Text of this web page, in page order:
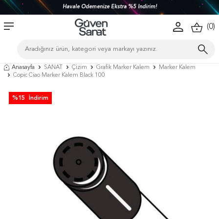
Havale Ödemenize Ekstra %5 İndirim!
(0)
Anasayfa SANAT Çizim Grafik Marker Kalem
Marker Kalem
Copic Ciao Marker Kalem Black 100
%15 İndirim